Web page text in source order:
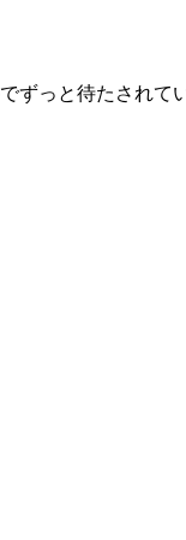
ずっと待たされて